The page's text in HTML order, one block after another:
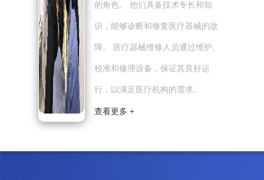
的角色。 他们具备技术专长和知
识，能够诊断和修复医疗器械的故
障。 医疗器械维修人员通过维护、
校准和修理设备，保证其良好运
行，以满足医疗机构的需求。
查看更多 +